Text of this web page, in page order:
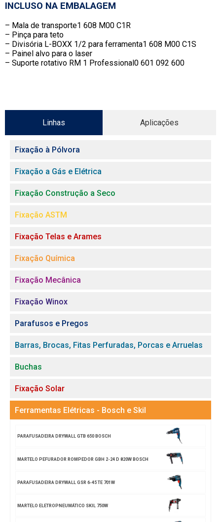
INCLUSO NA EMBALAGEM
– Mala de transporte1 608 M00 C1R
– Pinça para teto
– Divisória L-BOXX 1/2 para ferramenta1 608 M00 C1S
– Painel alvo para o laser
– Suporte rotativo RM 1 Professional0 601 092 600
Linhas Aplicações
Fixação à Pólvora
Fixação a Gás e Elétrica
Fixação Construção a Seco
Fixação ASTM
Fixação Telas e Arames
Fixação Química
Fixação Mecânica
Fixação Winox
Parafusos e Pregos
Barras, Brocas, Fitas Perfuradas, Porcas e Arruelas
Buchas
Fixação Solar
Ferramentas Elétricas - Bosch e Skil
PARAFUSADEIRA DRYWALL GTB 650 BOSCH
MARTELO PEFURADOR ROMPEDOR GBH 2-24 D 820W BOSCH
PARAFUSADEIRA DRYWALL GSR 6-45 TE 701W
MARTELO ELETROPNEUMÁTICO SKIL 750W